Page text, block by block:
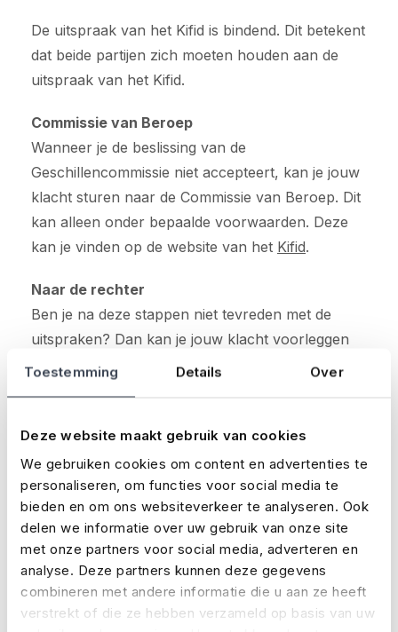
Toestemming Details Over
Deze website maakt gebruik van cookies
We gebruiken cookies om content en advertenties te
personaliseren, om functies voor social media te
bieden en om ons websiteverkeer te analyseren. Ook
delen we informatie over uw gebruik van onze site
met onze partners voor social media, adverteren en
analyse. Deze partners kunnen deze gegevens
combineren met andere informatie die u aan ze heeft
verstrekt of die ze hebben verzameld op basis van uw
De uitspraak van het Kifid is bindend. Dit betekent
dat beide partijen zich moeten houden aan de
uitspraak van het Kifid.
Commissie van Beroep
Wanneer je de beslissing van de
Geschillencommissie niet accepteert, kan je jouw
klacht sturen naar de Commissie van Beroep. Dit
kan alleen onder bepaalde voorwaarden. Deze
kan je vinden op de website van het Kifid.
Naar de rechter
Ben je na deze stappen niet tevreden met de
uitspraken? Dan kan je jouw klacht voorleggen
aan de burgerlijke rechter.
maar voert een beperkte toets uit betreft de
inhoud en de totstandkoming van de bindende
uitspraak.
Het laatste nieuws